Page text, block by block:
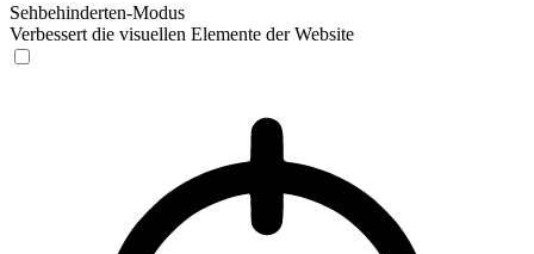
Sehbehinderten-Modus
Verbessert die visuellen Elemente der Website